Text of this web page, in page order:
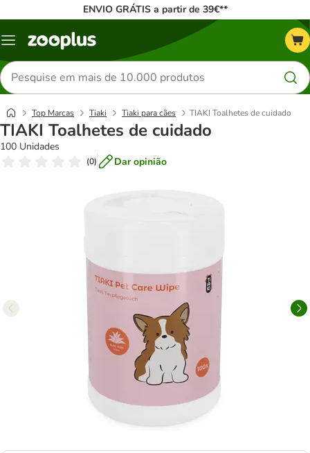
ENVIO GRÁTIS a partir de 39€**
Menu
Pesquisar
produtos
Top Marcas Tiaki Tiaki para cães TIAKI Toalhetes de cuidado
TIAKI Toalhetes de cuidado
100 Unidades
(0) Dar opinião